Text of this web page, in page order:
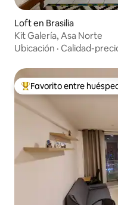
Loft en Brasilia
Kit Galería, Asa Norte
Ubicación · Calidad-
Favorito entre
Favorito entre